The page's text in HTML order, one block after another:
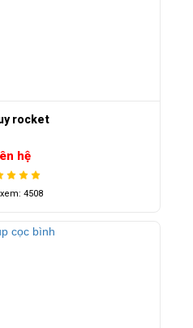
rocket
hệ
4508